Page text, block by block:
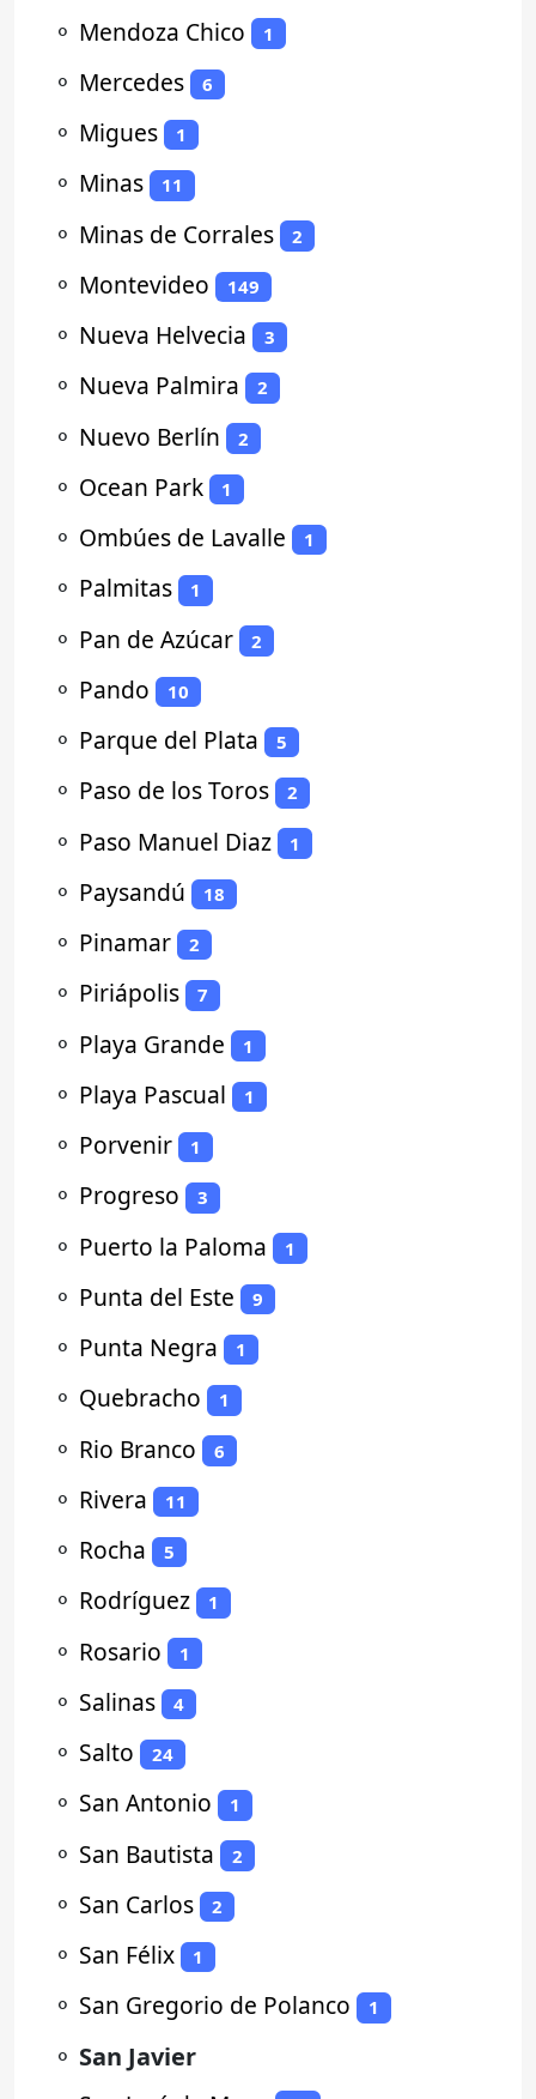
⚬ Mendoza Chico 1
⚬ Mercedes 6
⚬ Migues 1
⚬ Minas 11
⚬ Minas de Corrales 2
⚬ Montevideo 149
⚬ Nueva Helvecia 3
⚬ Nueva Palmira 2
⚬ Nuevo Berlín 2
⚬ Ocean Park 1
⚬ Ombúes de Lavalle 1
⚬ Palmitas 1
⚬ Pan de Azúcar 2
⚬ Pando 10
⚬ Parque del Plata 5
⚬ Paso de los Toros 2
⚬ Paso Manuel Diaz 1
⚬ Paysandú 18
⚬ Pinamar 2
⚬ Piriápolis 7
⚬ Playa Grande 1
⚬ Playa Pascual 1
⚬ Porvenir 1
⚬ Progreso 3
⚬ Puerto la Paloma 1
⚬ Punta del Este 9
⚬ Punta Negra 1
⚬ Quebracho 1
⚬ Rio Branco 6
⚬ Rivera 11
⚬ Rocha 5
⚬ Rodríguez 1
⚬ Rosario 1
⚬ Salinas 4
⚬ Salto 24
⚬ San Antonio 1
⚬ San Bautista 2
⚬ San Carlos 2
⚬ San Félix 1
⚬ San Gregorio de Polanco 1
⚬ San Javier